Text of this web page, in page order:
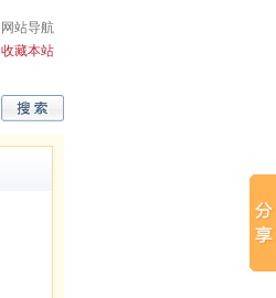
网站导航
收藏本站